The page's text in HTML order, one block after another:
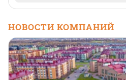
НОВОСТИ КОМПАНИЙ